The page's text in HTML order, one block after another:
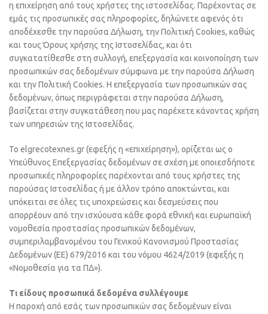
η επιχείρηση από τους χρήστες της ιστοσελίδας. Παρέχοντας σε
εμάς τις προσωπικές σας πληροφορίες, δηλώνετε αφενός ότι
αποδέχεσθε την παρούσα Δήλωση, την Πολιτική Cookies, καθώς
και τους Όρους χρήσης της Ιστοσελίδας, και ότι
συγκατατίθεσθε στη συλλογή, επεξεργασία και κοινοποίηση των
προσωπικών σας δεδομένων σύμφωνα με την παρούσα Δήλωση
και την Πολιτική Cookies. Η επεξεργασία των προσωπικών σας
δεδομένων, όπως περιγράφεται στην παρούσα Δήλωση,
βασίζεται στην συγκατάθεση που μας παρέχετε κάνοντας χρήση
των υπηρεσιών της Ιστοσελίδας.
Το elgrecotexnes.gr (εφεξής η «επιχείρηση»), ορίζεται ως ο
Υπεύθυνος Επεξεργασίας δεδομένων σε σχέση με οποιεσδήποτε
προσωπικές πληροφορίες παρέχονται από τους χρήστες της
παρούσας Ιστοσελίδας ή με άλλον τρόπο αποκτώνται, και
υπόκειται σε όλες τις υποχρεώσεις και δεσμεύσεις που
απορρέουν από την ισχύουσα κάθε φορά εθνική και ευρωπαϊκή
νομοθεσία προστασίας προσωπικών δεδομένων,
συμπεριλαμβανομένου του Γενικού Κανονισμού Προστασίας
Δεδομένων (ΕΕ) 679/2016 και του νόμου 4624/2019 (εφεξής η
«Νομοθεσία για τα ΠΔ»).
Τι είδους προσωπικά δεδομένα συλλέγουμε
Η παροχή από εσάς των προσωπικών σας δεδομένων είναι